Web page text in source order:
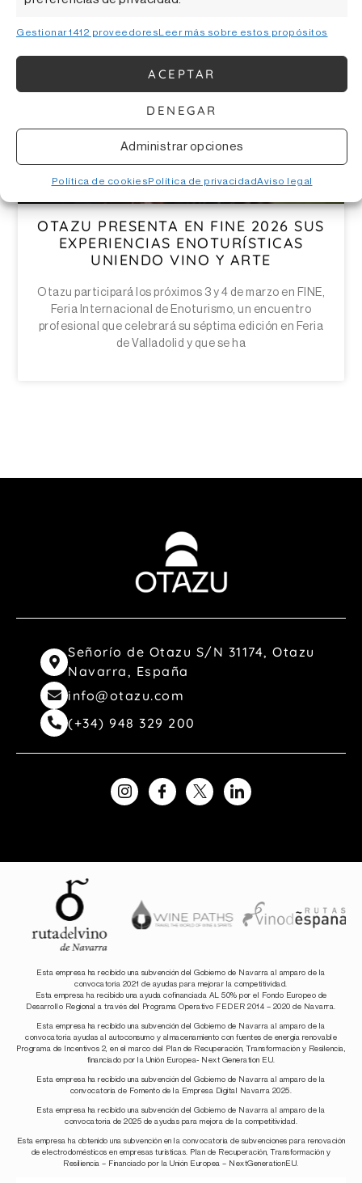
Gestionar 1412 proveedoresLeer más sobre estos propósitos
ACEPTAR
DENEGAR
Administrar opciones
Política de cookiesPolítica de privacidadAviso legal
OTAZU PRESENTA EN FINE 2026 SUS
EXPERIENCIAS ENOTURÍSTICAS
UNIENDO VINO Y ARTE
Otazu participará los próximos 3 y 4 de marzo en FINE,
Feria Internacional de Enoturismo, un encuentro
profesional que celebrará su séptima edición en Feria
de Valladolid y que se ha
Señorío de Otazu S/N 31174, Otazu
Navarra, España
info@otazu.com
(+34) 948 329 200
Esta empresa ha recibido una subvención del Gobierno de Navarra al amparo de la
convocatoria 2021 de ayudas para mejorar la competitividad.
Esta empresa ha recibido una ayuda cofinanciada AL 50% por el Fondo Europeo de
Desarrollo Regional a través del Programa Operativo FEDER 2014 – 2020 de Navarra.
Esta empresa ha recibido una subvención del Gobierno de Navarra al amparo de la
convocatoria ayudas al autoconsumo y almacenamiento con fuentes de energía renovable
Programa de Incentivos 2, en el marco del Plan de Recuperación, Transformación y Resilencia,
financiado por la Unión Europea- Next Generation EU.
Esta empresa ha recibido una subvención del Gobierno de Navarra al amparo de la
convocatoria de Fomento de la Empresa Digital Navarra 2025.
Esta empresa ha recibido una subvención del Gobierno de Navarra al amparo de la
convocatoria de 2025 de ayudas para mejora de la competitividad.
Esta empresa ha obtenido una subvención en la convocatoria de subvenciones para renovación
de electrodomésticos en empresas turísticas. Plan de Recuperación, Transformación y
Resiliencia – Financiado por la Unión Europea – NextGenerationEU.